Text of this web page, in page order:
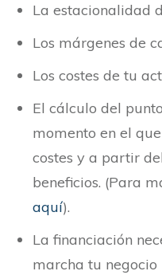
La estacionalidad
Los márgenes de
Los costes de tu
El cálculo del
momento en el
costes y a partir
beneficios. (Para
aquí).
La financiación
marcha tu negocio